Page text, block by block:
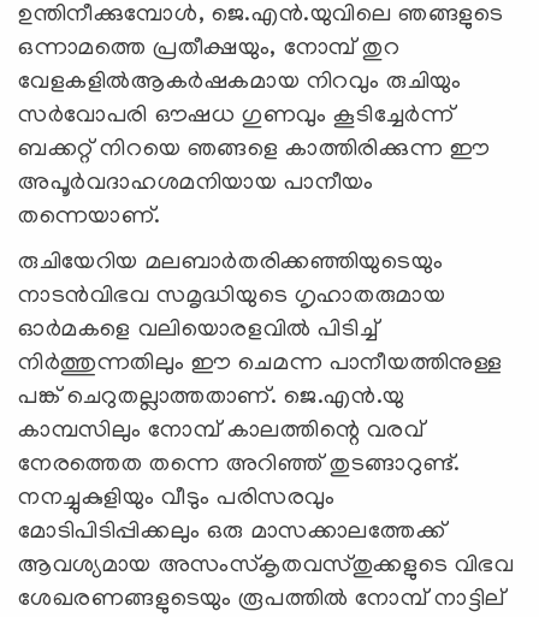
ഉന്തിനീക്കുമ്പോള്‍, ജെ.എന്‍.യുവിലെ ഞങ്ങളുടെ
ഒന്നാമത്തെ പ്രതീക്ഷയും, നോമ്പ് തുറ
വേളകളില്‍ആകര്‍ഷകമായ നിറവും രുചിയും
സര്‍വോപരി ഔഷധ ഗുണവും കൂടിച്ചേര്‍ന്ന്
ബക്കറ്റ് നിറയെ ഞങ്ങളെ കാത്തിരിക്കുന്ന ഈ
അപൂര്‍വദാഹശമനിയായ പാനീയം
തന്നെയാണ്.
രുചിയേറിയ മലബാര്‍തരിക്കഞ്ഞിയുടെയും
നാടന്‍വിഭവ സമൃദ്ധിയുടെ ഗൃഹാതരുമായ
ഓര്‍മകളെ വലിയൊരളവില്‍ പിടിച്ച്
നിര്‍ത്തുന്നതിലും ഈ ചെമന്ന പാനീയത്തിനുള്ള
പങ്ക് ചെറുതല്ലാത്തതാണ്. ജെ.എന്‍.യു
കാമ്പസിലും നോമ്പ് കാലത്തിന്റെ വരവ്
നേരത്തെത തന്നെ അറിഞ്ഞ് തുടങ്ങാറുണ്ട്.
നനച്ചുകുളിയും വീടും പരിസരവും
മോടിപിടിപ്പിക്കലും ഒരു മാസക്കാലത്തേക്ക്
ആവശ്യമായ അസംസ്‌കൃതവസ്തുക്കളുടെ വിഭവ
ശേഖരണങ്ങളുടെയും രൂപത്തില്‍ നോമ്പ് നാട്ടില്